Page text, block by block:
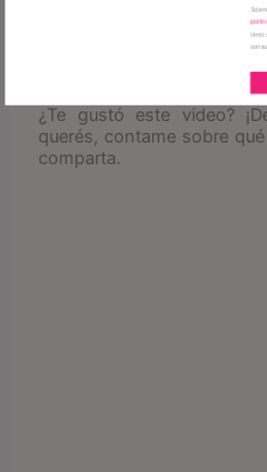
¿Te gustó este video?
querés, contame sobre
comparta.